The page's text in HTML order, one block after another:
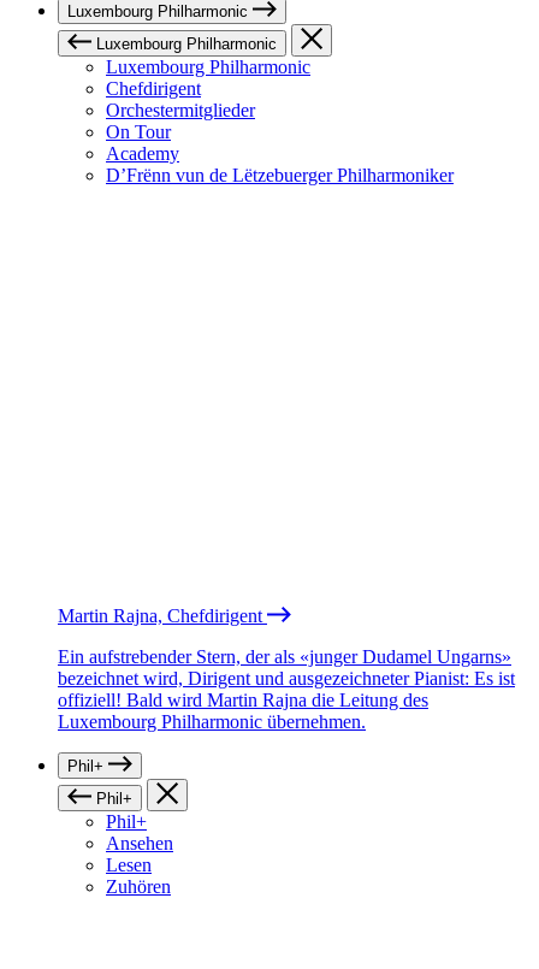
Luxembourg Philharmonic
Luxembourg Philharmonic
Luxembourg Philharmonic
Chefdirigent
Orchestermitglieder
On Tour
Academy
D’Frënn vun de Lëtzebuerger Philharmoniker
Martin Rajna, Chefdirigent
Ein aufstrebender Stern, der als «junger Dudamel Ungarns»
bezeichnet wird, Dirigent und ausgezeichneter Pianist: Es ist
offiziell! Bald wird Martin Rajna die Leitung des
Luxembourg Philharmonic übernehmen.
Phil+
Phil+
Phil+
Ansehen
Lesen
Zuhören